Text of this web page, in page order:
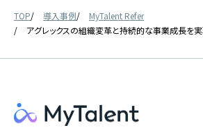
TOP 導入事例
MyTalent Refer
アグレックスの組織変革と持続的な事業成長を